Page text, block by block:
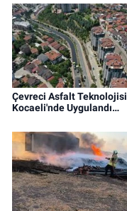
Çevreci Asfalt Teknolojisi
Kocaeli'nde Uygulandı…